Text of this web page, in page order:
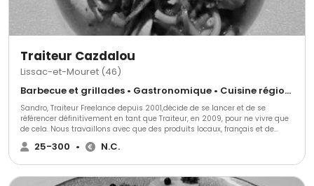
Traiteur Cazdalou
Lissac-et-Mouret (46)
Barbecue et grillades • Gastronomique • Cuisine régionale
Sandro, Traiteur Freelance depuis 2001,décide de se lancer et de se
référencer définitivement en tant que Traiteur, en 2009, pour ne vivre que
de cela. Nous travaillons avec que des produits locaux, français et de
saison tout au long de l'année. Nos produits proviennent des alentours,
nous ne proposons que des produits locaux.
25-300 • N.C.